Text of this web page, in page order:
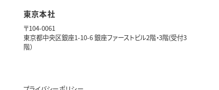
東京本社
〒104-0061
東京都中央区銀座1-10-6 銀座ファーストビル2階・3階(受付3
階）